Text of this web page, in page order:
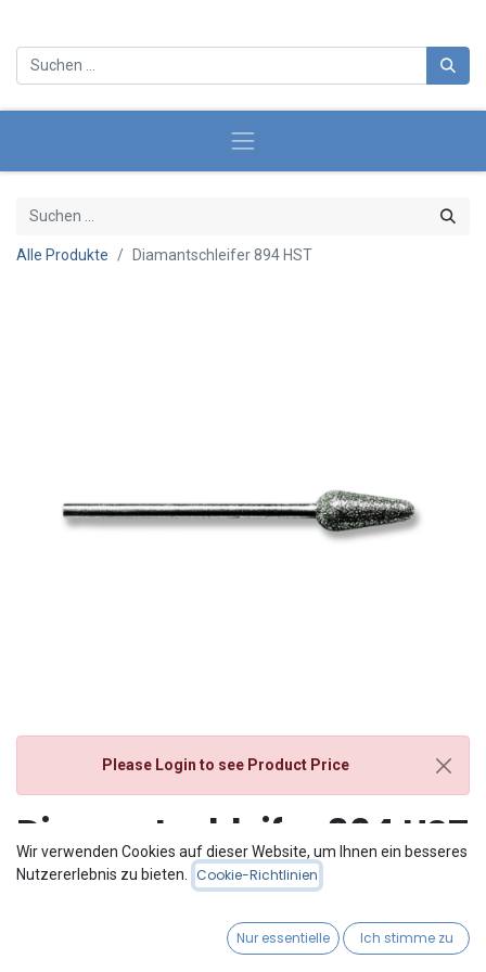
Alle Produkte Diamantschleifer 894 HST
Please Login to see Product Price
Diamantschleifer 894 HST
Wir verwenden Cookies auf dieser Website, um Ihnen ein besseres
Nutzererlebnis zu bieten.
Cookie-Richtlinien
Nur essentielle Ich stimme zu